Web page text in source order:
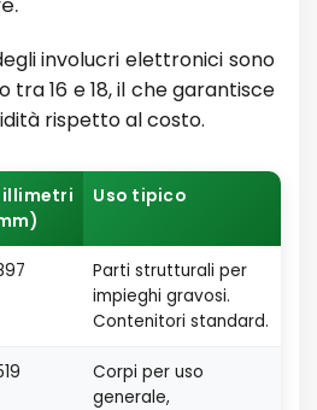
involucri elettronici sono
16 e 18, il che garantisce
rispetto al costo.
Uso tipico
Parti strutturali per
impieghi gravosi.
Contenitori standard.
Corpi per uso
generale,